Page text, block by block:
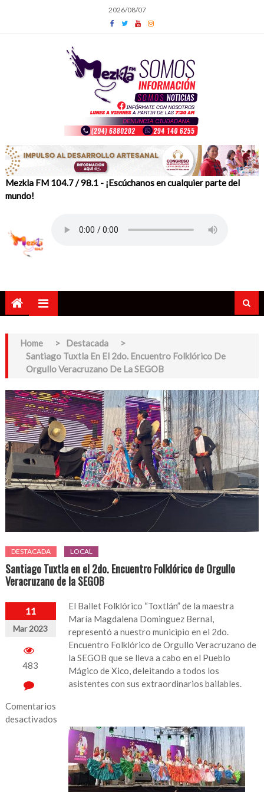
content
2026/08/07
Mezkla FM 104.7 / 98.1 - ¡Escúchanos en cualquier parte del
mundo!
Home > Destacada
>
Santiago Tuxtla En El 2do. Encuentro Folklórico De
Orgullo Veracruzano De La SEGOB
DESTACADA LOCAL
Santiago Tuxtla en el 2do. Encuentro Folklórico de Orgullo
Veracruzano de la SEGOB
11
Mar 2023
483
Comentarios
desactivados
El Ballet Folklórico “Toxtlán” de la maestra
María Magdalena Dominguez Bernal,
representó a nuestro municipio en el 2do.
Encuentro Folklórico de Orgullo Veracruzano de
la SEGOB que se lleva a cabo en el Pueblo
Mágico de Xico, deleitando a todos los
asistentes con sus extraordinarios bailables.